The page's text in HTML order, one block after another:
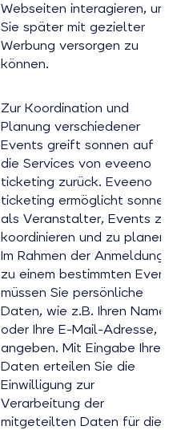
Webseiten interagieren, um
Sie später mit gezielter
Werbung versorgen zu
können.
Zur Koordination und
Planung verschiedener
Events greift sonnen auf
die Services von eveeno
ticketing zurück. Eveeno
ticketing ermöglicht sonnen
als Veranstalter, Events zu
koordinieren und zu planen.
Im Rahmen der Anmeldung
zu einem bestimmten Event
müssen Sie persönliche
Daten, wie z.B. Ihren Namen
oder Ihre E-Mail-Adresse,
angeben. Mit Eingabe Ihrer
Daten erteilen Sie die
Einwilligung zur
Verarbeitung der
mitgeteilten Daten für die